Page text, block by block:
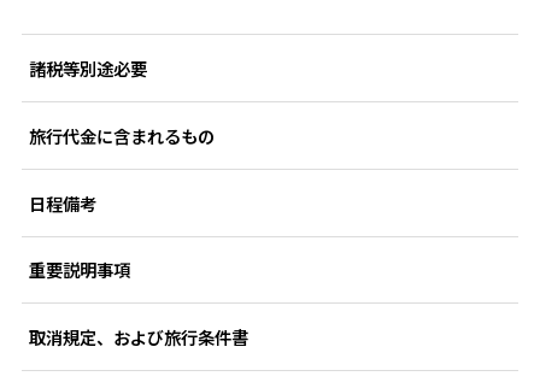
諸税等別途必要
旅行代金に含まれるもの
日程備考
重要説明事項
取消規定、および旅行条件書